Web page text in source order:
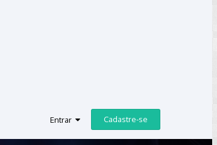
Entrar Cadastre-se